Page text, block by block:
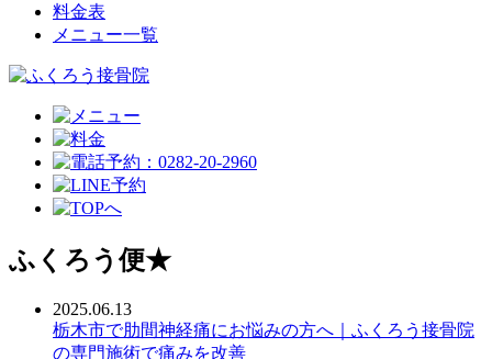
料金表
メニュー一覧
ふくろう便★
2025.06.13
栃木市で肋間神経痛にお悩みの方へ｜ふくろう接骨院
の専門施術で痛みを改善